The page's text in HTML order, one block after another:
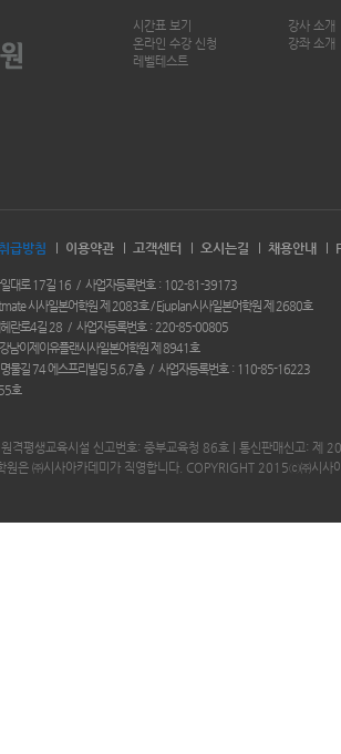
시간표 보기
온라인 수강 신청
레벨테스트
강사 소개
강좌 소개
급방침 이용약관 고객센터 오시는길 채용안내
대로 17길 16 사업자등록번호
102-81-39173
시사일본어학원 제 2083호 / Ejuplan시사일본어학원 제 2680호
란로4길 28 사업자등록번호
220-85-00805
남이제이유플랜시사일본어학원 제 8941호
물길 74 에스프리빌딩 5,6,7층 사업자등록번호
110-85-16223
호
격평생교육시설 신고번호: 중부교육청 86호 | 통신판매신고: 제
은 ㈜시사아카데미가 직영합니다. COPYRIGHT 2015ⓒ㈜시사